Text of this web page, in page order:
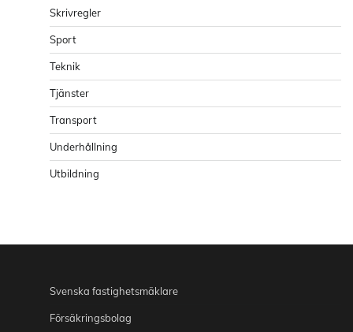
Skrivregler
Sport
Teknik
Tjänster
Transport
Underhållning
Utbildning
Svenska fastighetsmäklare
Försäkringsbolag